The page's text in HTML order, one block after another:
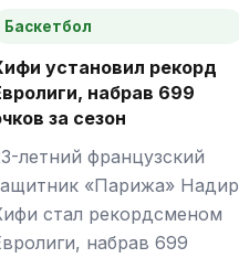
Баскетбол
установил рекорд
набрав 699
за сезон
летний французский
«Парижа» Надир
стал рекордсменом
набрав 699